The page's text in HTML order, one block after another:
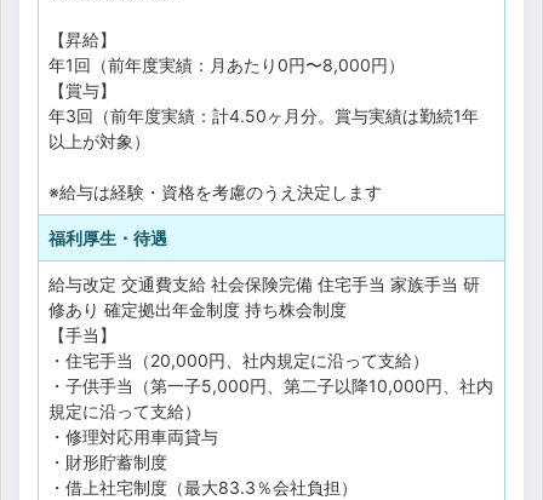
【昇給】
年1回（前年度実績：月あたり0円〜8,000円）
【賞与】
年3回（前年度実績：計4.50ヶ月分。賞与実績は勤続1年
以上が対象）
※給与は経験・資格を考慮のうえ決定します
福利厚生・待遇
給与改定 交通費支給 社会保険完備 住宅手当 家族手当 研
修あり 確定拠出年金制度 持ち株会制度
【手当】
・住宅手当（20,000円、社内規定に沿って支給）
・子供手当（第一子5,000円、第二子以降10,000円、社内
規定に沿って支給）
・修理対応用車両貸与
・財形貯蓄制度
・借上社宅制度（最大83.3％会社負担）